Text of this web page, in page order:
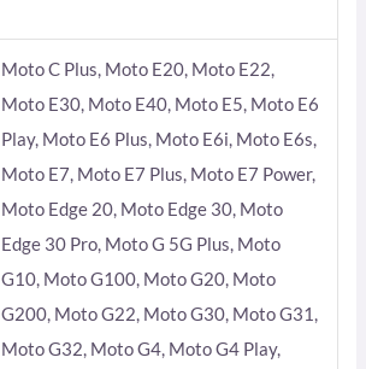
Moto C Plus, Moto E20, Moto E22,
Moto E30, Moto E40, Moto E5, Moto E6
Play, Moto E6 Plus, Moto E6i, Moto E6s,
Moto E7, Moto E7 Plus, Moto E7 Power,
Moto Edge 20, Moto Edge 30, Moto
Edge 30 Pro, Moto G 5G Plus, Moto
G10, Moto G100, Moto G20, Moto
G200, Moto G22, Moto G30, Moto G31,
Moto G32, Moto G4, Moto G4 Play,